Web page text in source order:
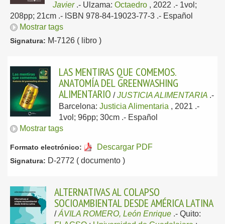
Javier .- Ulzama: Octaedro , 2022 .- 1vol;
208pp; 21cm .- ISBN 978-84-19023-77-3 .- Español
Mostrar tags
Signatura: M-7126 ( libro )
LAS MENTIRAS QUE COMEMOS.
ANATOMÍA DEL GREENWASHING
ALIMENTARIO /JUSTICIA ALIMENTARIA .-
Barcelona: Justicia Alimentaria , 2021 .-
1vol; 96pp; 30cm .- Español
Mostrar tags
Formato electrónico: Descargar PDF
Signatura: D-2772 ( documento )
ALTERNATIVAS AL COLAPSO
SOCIOAMBIENTAL DESDE AMÉRICA LATINA
/ÁVILA ROMERO, León Enrique .- Quito: